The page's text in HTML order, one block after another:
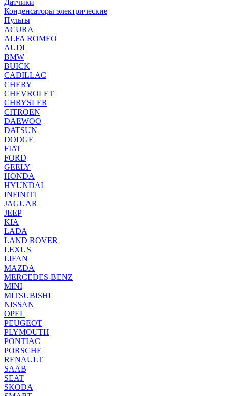
Датчики
Конденсаторы электрические
Пульты
ACURA
ALFA ROMEO
AUDI
BMW
BUICK
CADILLAC
CHERY
CHEVROLET
CHRYSLER
CITROEN
DAEWOO
DATSUN
DODGE
FIAT
FORD
GEELY
HONDA
HYUNDAI
INFINITI
JAGUAR
JEEP
KIA
LADA
LAND ROVER
LEXUS
LIFAN
MAZDA
MERCEDES-BENZ
MINI
MITSUBISHI
NISSAN
OPEL
PEUGEOT
PLYMOUTH
PONTIAC
PORSCHE
RENAULT
SAAB
SEAT
SKODA